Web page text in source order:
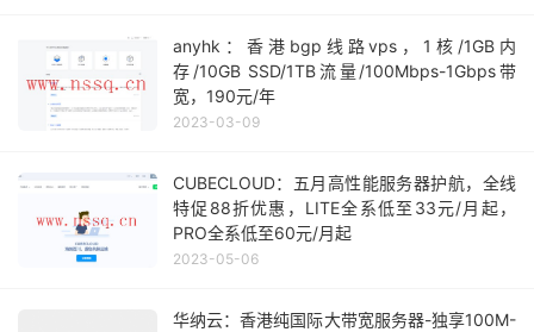
anyhk：香港bgp线路vps，1核/1GB内
存/10GB SSD/1TB流量/100Mbps-1Gbps带
宽，190元/年
2023-03-09
CUBECLOUD：五月高性能服务器护航，全线
特促88折优惠，LITE全系低至33元/月起，
PRO全系低至60元/月起
2023-05-06
华纳云：香港纯国际大带宽服务器-独享100M-